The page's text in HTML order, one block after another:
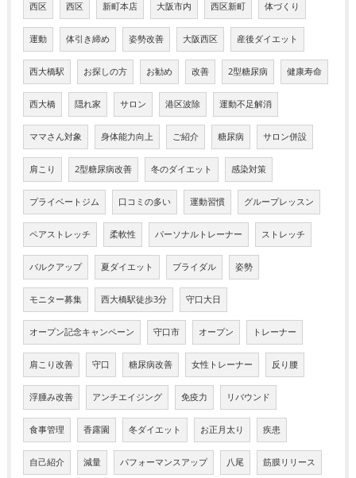
西区 西区 新町本店 大阪市内 西区新町 体づくり
運動 体引き締め 姿勢改善 大阪西区 産後ダイエット
西大橋駅 お探しの方 お勧め 改善 2型糖尿病 健康寿命
西大橋 隠れ家 サロン 港区波除 運動不足解消
ママさん対象 身体能力向上 ご紹介 糖尿病 サロン併設
肩こり 2型糖尿病改善 冬のダイエット 感染対策
プライベートジム 口コミの多い 運動習慣 グループレッスン
ペアストレッチ 柔軟性 パーソナルトレーナー ストレッチ
バルクアップ 夏ダイエット ブライダル 姿勢
モニター募集 西大橋駅徒歩3分 守口大日
オープン記念キャンペーン 守口市 オープン トレーナー
肩こり改善 守口 糖尿病改善 女性トレーナー 反り腰
浮腫み改善 アンチエイジング 免疫力 リバウンド
食事管理 香露園 冬ダイエット お正月太り 疾患
自己紹介 減量 パフォーマンスアップ 八尾 筋膜リリース